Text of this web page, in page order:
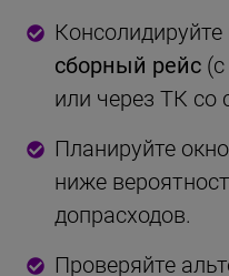
сборный рейс
или через ТК
Планируйте
ниже
допрасходов.
Проверяйте